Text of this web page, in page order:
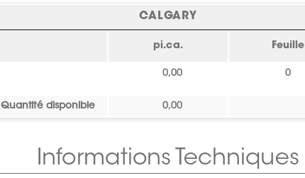
CALGARY
pi.ca. Feuille
0,00 0
Quantité disponible 0,00
Informations Techniques